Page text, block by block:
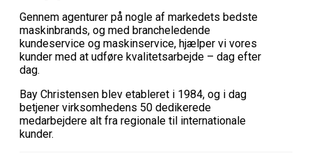
Gennem agenturer på nogle af markedets bedste
maskinbrands, og med brancheledende
kundeservice og maskinservice, hjælper vi vores
kunder med at udføre kvalitetsarbejde – dag efter
dag.
Bay Christensen blev etableret i 1984, og i dag
betjener virksomhedens 50 dedikerede
medarbejdere alt fra regionale til internationale
kunder.